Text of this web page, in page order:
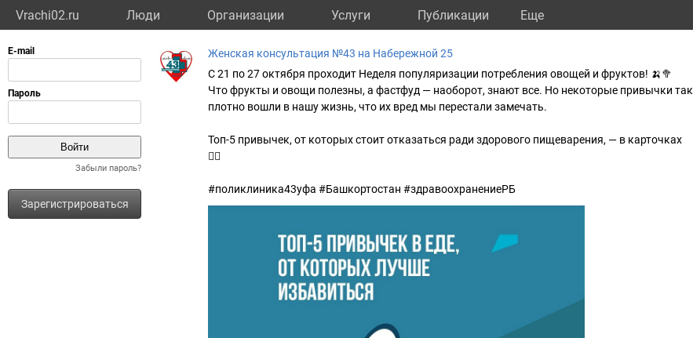
Vrachi02.ru Люди Организации Услуги Публикации Eще
Забыли пароль?
Зарегистрироваться
Женская консультация №43 на Набережной 25
С 21 по 27 октября проходит Неделя популяризации потребления овощей и фруктов! 🍌🥦
Что фрукты и овощи полезны, а фастфуд — наоборот, знают все. Но некоторые привычки так
плотно вошли в нашу жизнь, что их вред мы перестали замечать.
Топ-5 привычек, от которых стоит отказаться ради здорового пищеварения, — в карточках
👉🏼
#поликлиника43уфа #Башкортостан #здравоохранениеРБ